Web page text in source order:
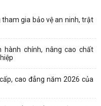
gia bảo vệ an ninh, trật
hành chính, nâng cao chất
cao đẳng năm 2026 của